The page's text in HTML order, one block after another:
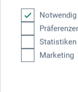
Notwendig
Statistiken
Marketing
Reimbold &
Handels- und
für chemisch-